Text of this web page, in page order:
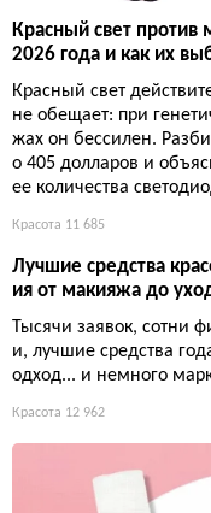
Красный свет против
2026 года и как их
Красный свет
не обещает: при
жах он бессилен.
о 405 долларов и
ее количества
Красота 11 685
Лучшие средства
ия от макияжа до
Тысячи заявок, сотни
и, лучшие средства
одход... и немного
Красота 12 962